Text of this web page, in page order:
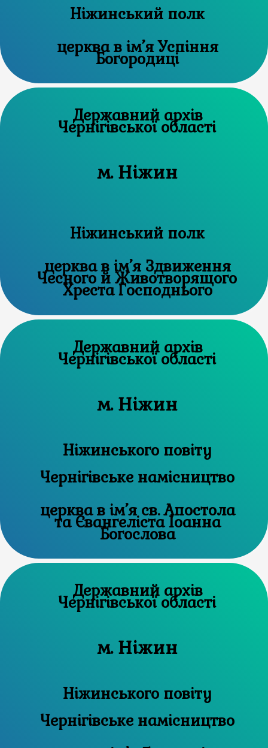
Ніжинський полк
церква в ім’я Успіння
Богородиці
Державний архів
Чернігівської області
м. Ніжин
Ніжинський полк
церква в ім’я Здвиження
Чесного й Животворящого
Хреста Господнього
Державний архів
Чернігівської області
м. Ніжин
Ніжинського повіту
Чернігівське намісництво
церква в ім’я св. Апостола
та Євангеліста Іоанна
Богослова
Державний архів
Чернігівської області
м. Ніжин
Ніжинського повіту
Чернігівське намісництво